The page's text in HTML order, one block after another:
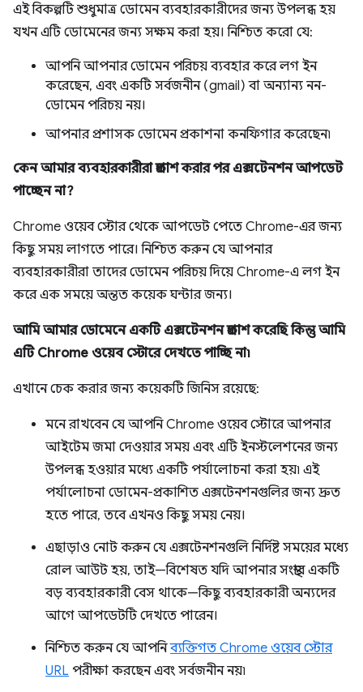
এই বিকল্পটি শুধুমাত্র ডোমেন ব্যবহারকারীদের জন্য উপলব্ধ হয়
যখন এটি ডোমেনের জন্য সক্ষম করা হয়। নিশ্চিত করো যে:
আপনি আপনার ডোমেন পরিচয় ব্যবহার করে লগ ইন
করেছেন, এবং একটি সর্বজনীন (gmail) বা অন্যান্য নন-
ডোমেন পরিচয় নয়।
আপনার প্রশাসক ডোমেন প্রকাশনা কনফিগার করেছেন৷
কেন আমার ব্যবহারকারীরা প্রকাশ করার পর এক্সটেনশন আপডেট
পাচ্ছেন না?
Chrome ওয়েব স্টোর থেকে আপডেট পেতে Chrome-এর জন্য
কিছু সময় লাগতে পারে। নিশ্চিত করুন যে আপনার
ব্যবহারকারীরা তাদের ডোমেন পরিচয় দিয়ে Chrome-এ লগ ইন
করে এক সময়ে অন্তত কয়েক ঘন্টার জন্য।
আমি আমার ডোমেনে একটি এক্সটেনশন প্রকাশ করেছি কিন্তু আমি
এটি Chrome ওয়েব স্টোরে দেখতে পাচ্ছি না৷
এখানে চেক করার জন্য কয়েকটি জিনিস রয়েছে:
মনে রাখবেন যে আপনি Chrome ওয়েব স্টোরে আপনার
আইটেম জমা দেওয়ার সময় এবং এটি ইনস্টলেশনের জন্য
উপলব্ধ হওয়ার মধ্যে একটি পর্যালোচনা করা হয়৷ এই
পর্যালোচনা ডোমেন-প্রকাশিত এক্সটেনশনগুলির জন্য দ্রুত
হতে পারে, তবে এখনও কিছু সময় নেয়।
এছাড়াও নোট করুন যে এক্সটেনশনগুলি নির্দিষ্ট সময়ের মধ্যে
রোল আউট হয়, তাই—বিশেষত যদি আপনার সংস্থার একটি
বড় ব্যবহারকারী বেস থাকে—কিছু ব্যবহারকারী অন্যদের
আগে আপডেটটি দেখতে পারেন।
নিশ্চিত করুন যে আপনিব্যক্তিগত Chrome ওয়েব স্টোর
URL পরীক্ষা করছেন এবং সর্বজনীন নয়৷